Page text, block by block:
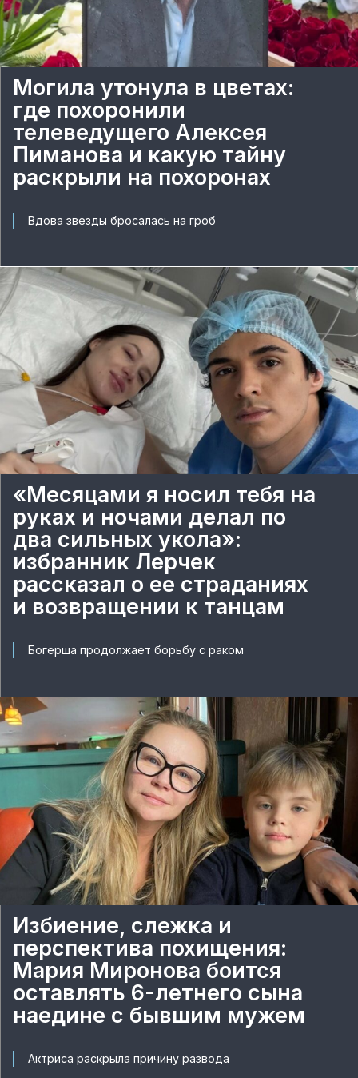
Могила утонула в цветах:
где похоронили
телеведущего Алексея
Пиманова и какую тайну
раскрыли на похоронах
Вдова звезды бросалась на гроб
«Месяцами я носил тебя на
руках и ночами делал по
два сильных укола»:
избранник Лерчек
рассказал о ее страданиях
и возвращении к танцам
Богерша продолжает борьбу с раком
Избиение, слежка и
перспектива похищения:
Мария Миронова боится
оставлять 6-летнего сына
наедине с бывшим мужем
Актриса раскрыла причину развода